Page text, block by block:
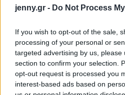
jenny.gr - Do Not Process
If you wish to opt-out of the sale,
processing of your personal or
targeted advertising by us, please
section to confirm your selection.
opt-out request is processed you
interest-based ads based on